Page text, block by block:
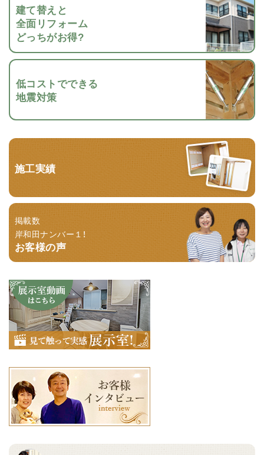
建て替えと
全面リフォーム
どっちがお得?
低コストでできる
地震対策
施工実績
掲載数
岸和田ナンバー１！
お客様の声